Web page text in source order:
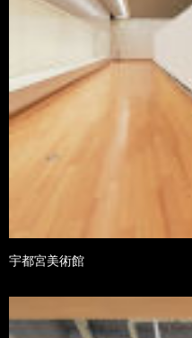
宇都宮美術館